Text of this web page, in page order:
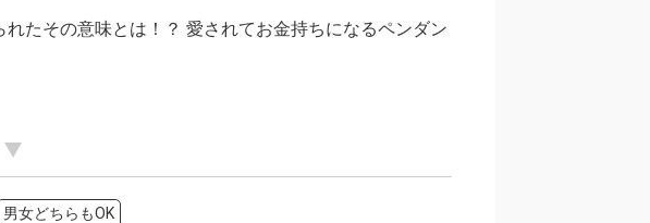
たその意味とは！？ 愛されてお金持ちになるペンダン
男女どちらもOK